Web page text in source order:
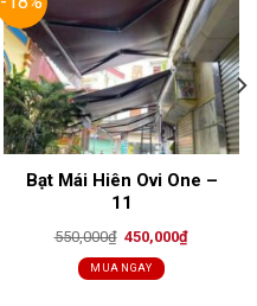
Bạt Mái Hiên Ovi One –
11
550,000₫ Original
was:
550,000₫.
450,000₫Current
MUA NGAY